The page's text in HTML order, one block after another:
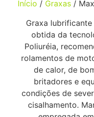
Início / Graxas/
Graxa
obtida da
Poliuréia,
rolamentos de
de calor, de
britadores e
condições de
cisalhamento.